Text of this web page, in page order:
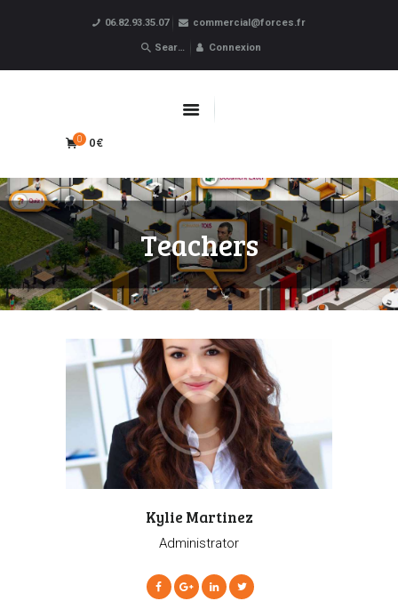
06.82.93.35.07 commercial@forces.fr
Connexion
0€
0
Teachers
Forces
FORMATIONS PRO
OBLIGATOIRES
LIVRE D’OR
BOUTIQUE
MARQUE BLANCHE
Kylie Martinez
Administrator